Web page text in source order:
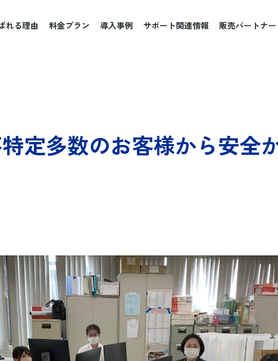
れる理由 料金プラン 導入事例
人材・教育
流通・卸・小売
サポート関連情報 販売パートナー
定多数のお客様から安全